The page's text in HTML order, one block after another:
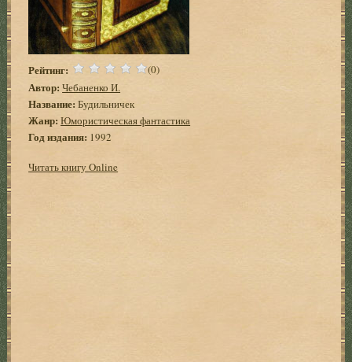
Рейтинг: (0)
Автор: Чебаненко И.
Название: Будильничек
Жанр: Юмористическая фантастика
Год издания: 1992
Читать книгу Online